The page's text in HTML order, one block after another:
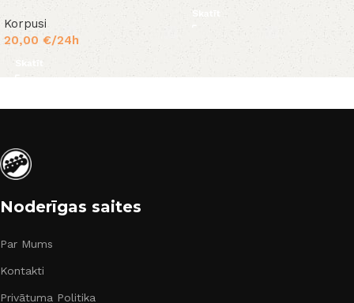
Korpusi
20,00 €/24h
Skatīt
Skatīt
Noderīgas saites
Par Mums
Kontakti
Privātuma Politika